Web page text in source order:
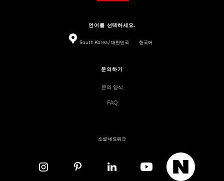
언어를 선택하세요.
South Korea / 대한민국 한국어
문의하기
문의 양식
FAQ
소셜 네트워크